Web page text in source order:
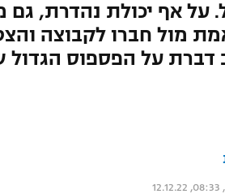
על אף יכולת נהדרת, גם
מול חברו לקבוצה
דברת על הפספוס